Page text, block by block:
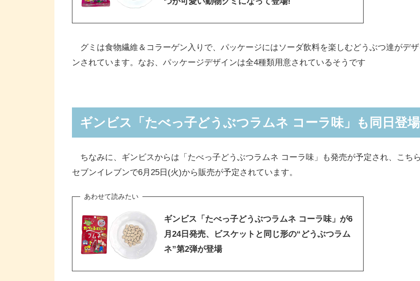
グミは食物繊維＆コラーゲン入りで、パッケージにはソーダ飲料を楽しむどうぶつ達がデザ
ンされています。なお、パッケージデザインは全4種類用意されているそうです
ギンビス「たべっ子どうぶつラムネ コーラ味」も同日登場
ちなみに、ギンビスからは「たべっ子どうぶつラムネ コーラ味」も発売が予定され、こち
セブンイレブンで6月25日(火)から販売が予定されています。
ギンビス「たべっ子どうぶつラムネ コーラ味」が6
月24日発売、ビスケットと同じ形の“どうぶつラム
ネ”第2弾が登場